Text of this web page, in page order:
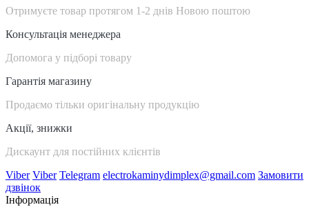
Отримуєте товар протягом 1-2 днів Новою поштою
Консультація менеджера
Допомога у підборі товару
Гарантія магазину
Продаємо тільки оригінальну продукцію
Акції, знижки
Дискаунт для постійних клієнтів
Viber Viber Telegram electrokaminydimplex@gmail.com Замовити
дзвінок
Інформація